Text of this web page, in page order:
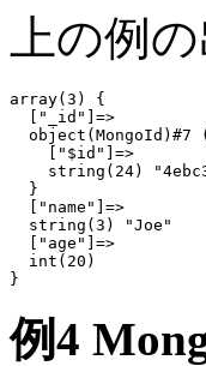
上の例
array(3) {
  ["_id"]=>
object(MongoId)#7
    ["$id"]=>
string(24)
  }
  ["name"]=>
  string(3) "Joe"
  ["age"]=>
  int(20)
例4